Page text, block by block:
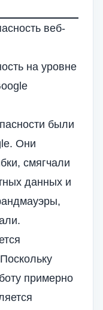
веб-
на уровне
были
Они
смягчали
данных и
примерно